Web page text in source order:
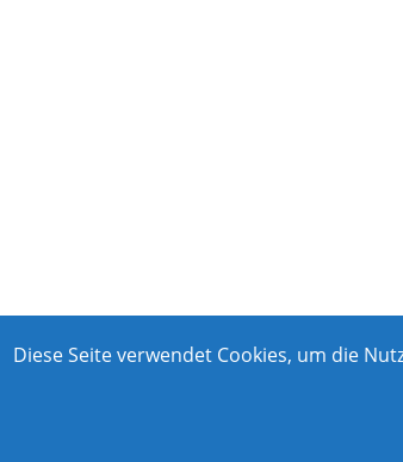
Diese Seite verwendet Cookies, um die